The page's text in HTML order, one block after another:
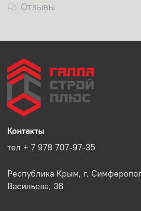
Отзывы
Контакты
тел + 7 978 707-97-35
Республика Крым, г.
Васильева, 38